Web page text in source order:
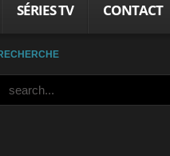
SÉRIES TV CONTACT